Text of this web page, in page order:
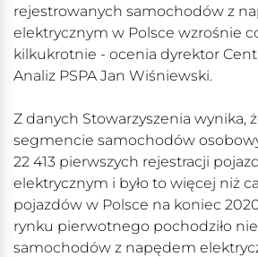
rejestrowanych samochodów z
elektrycznym w Polsce wzrośnie
kilkukrotnie - ocenia dyrektor
Analiz PSPA Jan Wiśniewski.
Z danych Stowarzyszenia wynika,
segmencie samochodów
22 413 pierwszych rejestracji
elektrycznym i było to więcej niż
pojazdów w Polsce na koniec
rynku pierwotnego pochodziło
samochodów z napędem